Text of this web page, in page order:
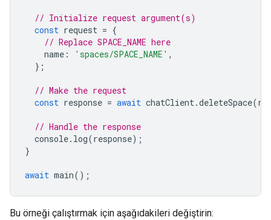
// Initialize request argument(s)
const request = {
// Replace SPACE_NAME here
name : 'spaces/SPACE_NAME' ,
};
// Make the request
const response = await chatClient.deleteSpace(
// Handle the response
console. log(response);
}
await main();
Bu örneği çalıştırmak için aşağıdakileri değiştirin: